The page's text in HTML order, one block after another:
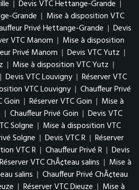
| Devis VTC Hettange-Grande |
Grande | Mise à disposition VTC
Privé Hettange-Grande | Devis
VTC Manom | Mise à disposition
Privé Manom | Devis VTC Yutz |
| Mise à disposition VTC Yutz |
| Devis VTC Louvigny | Réserver VTC
VTC Louvigny | Chauffeur Privé
Goin | Réserver VTC Goin | Mise à
| Chauffeur Privé Goin | Devis VTC
Solgne | Mise à disposition VTC
Solgne | Devis VTC R | Réserver
VTC R | Chauffeur Privé R | Devis
Réserver VTC ChÃ¢teau salins | Mise à
salins | Chauffeur Privé ChÃ¢teau
| Réserver VTC Dieuze | Mise à